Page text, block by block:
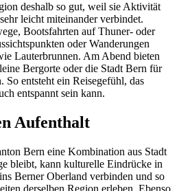
deshalb so gut, weil sie Aktivität
leicht miteinander verbindet.
Bootsfahrten auf Thuner- oder
oder Wanderungen
Lauterbrunnen. Am Abend bieten
Bergorte oder die Stadt Bern für
So entsteht ein Reisegefühl, das
entspannt sein kann.
Aufenthalt
Bern eine Kombination aus Stadt
bleibt, kann kulturelle Eindrücke in
Berner Oberland verbinden und so
derselben Region erleben. Ebenso